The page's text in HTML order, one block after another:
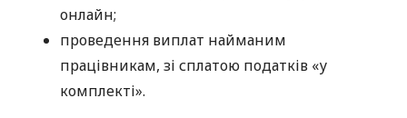
онлайн;
проведення виплат найманим
працівникам, зі сплатою податків «у
комплекті».